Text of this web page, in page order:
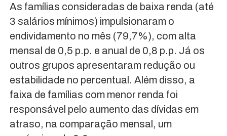
As famílias consideradas de baixa renda (até
3 salários mínimos) impulsionaram o
endividamento no mês (79,7%), com alta
mensal de 0,5 p.p. e anual de 0,8 p.p. Já os
outros grupos apresentaram redução ou
estabilidade no percentual. Além disso, a
faixa de famílias com menor renda foi
responsável pelo aumento das dívidas em
atraso, na comparação mensal, um